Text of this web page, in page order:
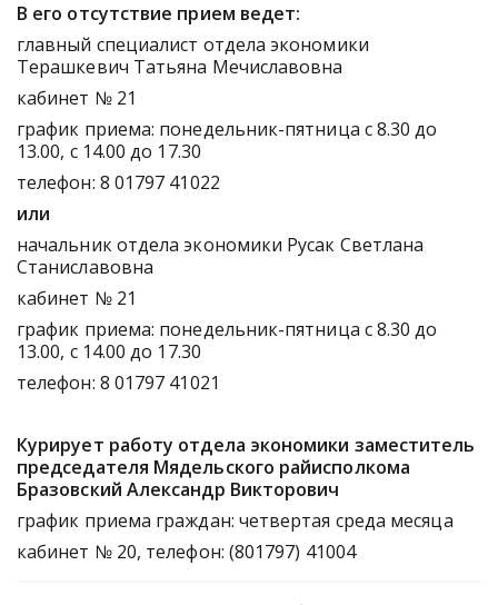
В его отсутствие прием ведет:
главный специалист отдела экономики
Терашкевич Татьяна Мечиславовна
кабинет № 21
график приема: понедельник-пятница с 8.30 до
13.00, с 14.00 до 17.30
телефон: 8 01797 41022
или
начальник отдела экономики Русак Светлана
Станиславовна
кабинет № 21
график приема: понедельник-пятница с 8.30 до
13.00, с 14.00 до 17.30
телефон: 8 01797 41021
Курирует работу отдела экономики заместитель
председателя Мядельского райисполкома
Бразовский Александр Викторович
график приема граждан: четвертая среда месяца
кабинет № 20, телефон: (801797) 41004